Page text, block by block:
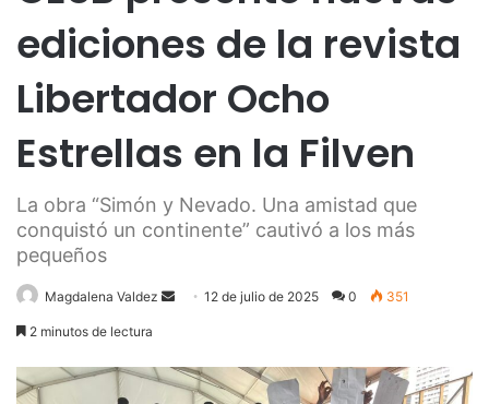
ediciones de la revista
Libertador Ocho
Estrellas en la Filven
La obra “Simón y Nevado. Una amistad que
conquistó un continente” cautivó a los más
pequeños
Magdalena Valdez
Send12 de julio de 2025 0 351
2 minutos de lectura